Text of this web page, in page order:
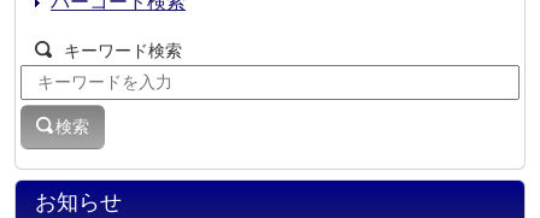
お知らせ
キーワード検索
検索